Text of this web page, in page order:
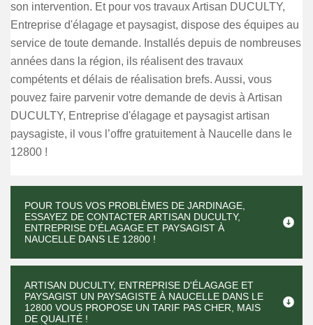
son intervention. Et pour vos travaux Artisan DUCULTY,
Entreprise d'élagage et paysagist, dispose des équipes au
service de toute demande. Installés depuis de nombreuses
années dans la région, ils réalisent des travaux
compétents et délais de réalisation brefs. Aussi, vous
pouvez faire parvenir votre demande de devis à Artisan
DUCULTY, Entreprise d'élagage et paysagist artisan
paysagiste, il vous l’offre gratuitement à Naucelle dans le
12800 !
POUR TOUS VOS PROBLÈMES DE JARDINAGE,
ESSAYEZ DE CONTACTER ARTISAN DUCULTY,
ENTREPRISE D'ÉLAGAGE ET PAYSAGIST À
NAUCELLE DANS LE 12800 !
ARTISAN DUCULTY, ENTREPRISE D'ÉLAGAGE ET
PAYSAGIST UN PAYSAGISTE À NAUCELLE DANS LE
12800 VOUS PROPOSE UN TARIF PAS CHER, MAIS
DE QUALITÉ !